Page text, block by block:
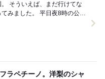
な
日夜8時の公園
ラペチーノ。洋梨のシャ